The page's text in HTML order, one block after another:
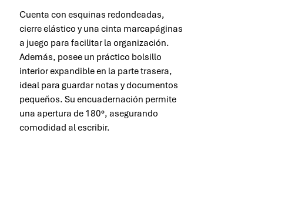
Cuenta con esquinas redondeadas,
cierre elástico y una cinta marcapáginas
a juego para facilitar la organización.
Además, posee un práctico bolsillo
interior expandible en la parte trasera,
ideal para guardar notas y documentos
pequeños. Su encuadernación permite
una apertura de 180°, asegurando
comodidad al escribir.